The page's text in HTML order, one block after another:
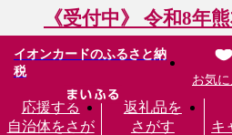
《受付中》 令和8年
イオンカードのふるさと納
税
応援する
自治体をさが
返礼品を
さがす
キ
お気に